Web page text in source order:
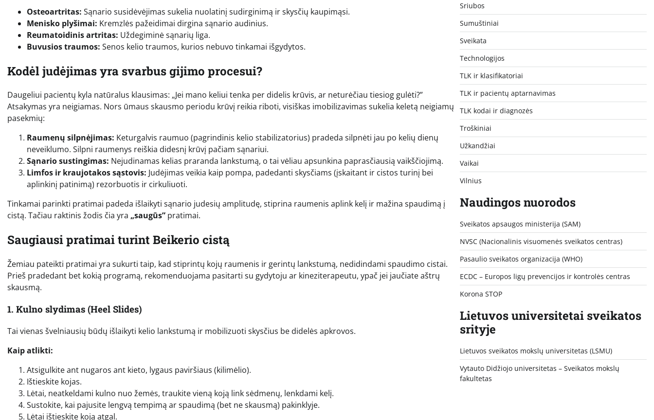
Osteoartritas: Sąnario susidėvėjimas sukelia nuolatinį sudirginimą ir skysčių kaupimąsi.
Menisko plyšimai: Kremzlės pažeidimai dirgina sąnario audinius.
Reumatoidinis artritas: Uždegiminė sąnarių liga.
Buvusios traumos: Senos kelio traumos, kurios nebuvo tinkamai išgydytos.
Kodėl judėjimas yra svarbus gijimo procesui?
Daugeliui pacientų kyla natūralus klausimas: „Jei mano keliui tenka per didelis krūvis, ar neturėčiau tiesiog gulėti?”
Atsakymas yra neigiamas. Nors ūmaus skausmo periodu krūvį reikia riboti, visiškas imobilizavimas sukelia keletą neigiamų
pasekmių:
Raumenų silpnėjimas: Keturgalvis raumuo (pagrindinis kelio stabilizatorius) pradeda silpnėti jau po kelių dienų
neveiklumo. Silpni raumenys reiškia didesnį krūvį pačiam sąnariui.
Sąnario sustingimas: Nejudinamas kelias praranda lankstumą, o tai vėliau apsunkina paprasčiausią vaikščiojimą.
Limfos ir kraujotakos sąstovis: Judėjimas veikia kaip pompa, padedanti skysčiams (įskaitant ir cistos turinį bei
aplinkinį patinimą) rezorbuotis ir cirkuliuoti.
Tinkamai parinkti pratimai padeda išlaikyti sąnario judesių amplitudę, stiprina raumenis aplink kelį ir mažina spaudimą į
cistą. Tačiau raktinis žodis čia yra „saugūs” pratimai.
Saugiausi pratimai turint Beikerio cistą
Žemiau pateikti pratimai yra sukurti taip, kad stiprintų kojų raumenis ir gerintų lankstumą, nedidindami spaudimo cistai.
Prieš pradedant bet kokią programą, rekomenduojama pasitarti su gydytoju ar kineziterapeutu, ypač jei jaučiate aštrų
skausmą.
1. Kulno slydimas (Heel Slides)
Tai vienas švelniausių būdų išlaikyti kelio lankstumą ir mobilizuoti skysčius be didelės apkrovos.
Kaip atlikti:
Atsigulkite ant nugaros ant kieto, lygaus paviršiaus (kilimėlio).
Ištieskite kojas.
Lėtai, neatkeldami kulno nuo žemės, traukite vieną koją link sėdmenų, lenkdami kelį.
Sustokite, kai pajusite lengvą tempimą ar spaudimą (bet ne skausmą) pakinklyje.
Lėtai ištieskite koją atgal.
Sriubos
Sumuštiniai
Sveikata
Technologijos
TLK ir klasifikatoriai
TLK ir pacientų aptarnavimas
TLK kodai ir diagnozės
Troškiniai
Užkandžiai
Vaikai
Vilnius
Naudingos nuorodos
Sveikatos apsaugos ministerija (SAM)
NVSC (Nacionalinis visuomenės sveikatos centras)
Pasaulio sveikatos organizacija (WHO)
ECDC – Europos ligų prevencijos ir kontrolės centras
Korona STOP
Lietuvos universitetai sveikatos
srityje
Lietuvos sveikatos mokslų universitetas (LSMU)
Vytauto Didžiojo universitetas – Sveikatos mokslų
fakultetas